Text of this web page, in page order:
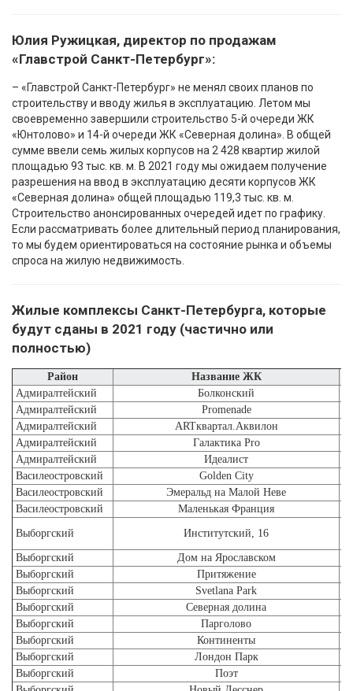
Юлия Ружицкая, директор по продажам
«Главстрой Санкт-Петербург»:
– «Главстрой Санкт-Петербург» не менял своих планов по
строительству и вводу жилья в эксплуатацию. Летом мы
своевременно завершили строительство 5-й очереди ЖК
«Юнтолово» и 14-й очереди ЖК «Северная долина». В общей
сумме ввели семь жилых корпусов на 2 428 квартир жилой
площадью 93 тыс. кв. м. В 2021 году мы ожидаем получение
разрешения на ввод в эксплуатацию десяти корпусов ЖК
«Северная долина» общей площадью 119,3 тыс. кв. м.
Строительство анонсированных очередей идет по графику.
Если рассматривать более длительный период планирования,
то мы будем ориентироваться на состояние рынка и объемы
спроса на жилую недвижимость.
Жилые комплексы Санкт-Петербурга, которые
будут сданы в 2021 году (частично или
полностью)
Район
Название ЖК
Адмиралтейский
Болконский
Адмиралтейский
Promenade
Адмиралтейский
ARTквартал.Аквилон
Адмиралтейский
Галактика Pro
Адмиралтейский
Идеалист
Василеостровский
Golden City
Василеостровский
Эмеральд на Малой Неве
Василеостровский
Маленькая Франция
Выборгский Институтский, 16
Выборгский
Дом на Ярославском
Выборгский
Притяжение
Выборгский
Svetlana Park
Выборгский
Северная долина
Выборгский
Парголово
Выборгский
Континенты
Выборгский
Лондон Парк
Выборгский
Поэт